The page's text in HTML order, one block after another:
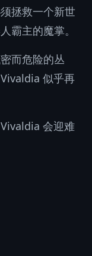
拯救一个新世
霸主的魔掌。
而危险的丛
似乎再
会迎难